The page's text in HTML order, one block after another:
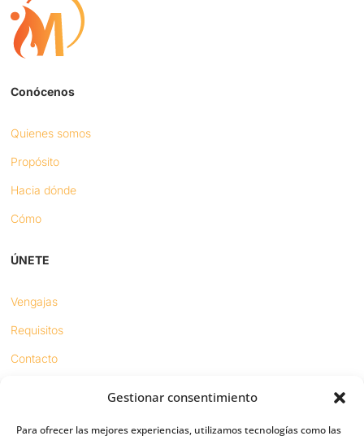
Gestionar consentimiento
Para ofrecer las mejores experiencias, utilizamos tecnologías como las
Conócenos
Quienes somos
Propósito
Hacia dónde
Cómo
ÚNETE
Vengajas
Requisitos
Contacto